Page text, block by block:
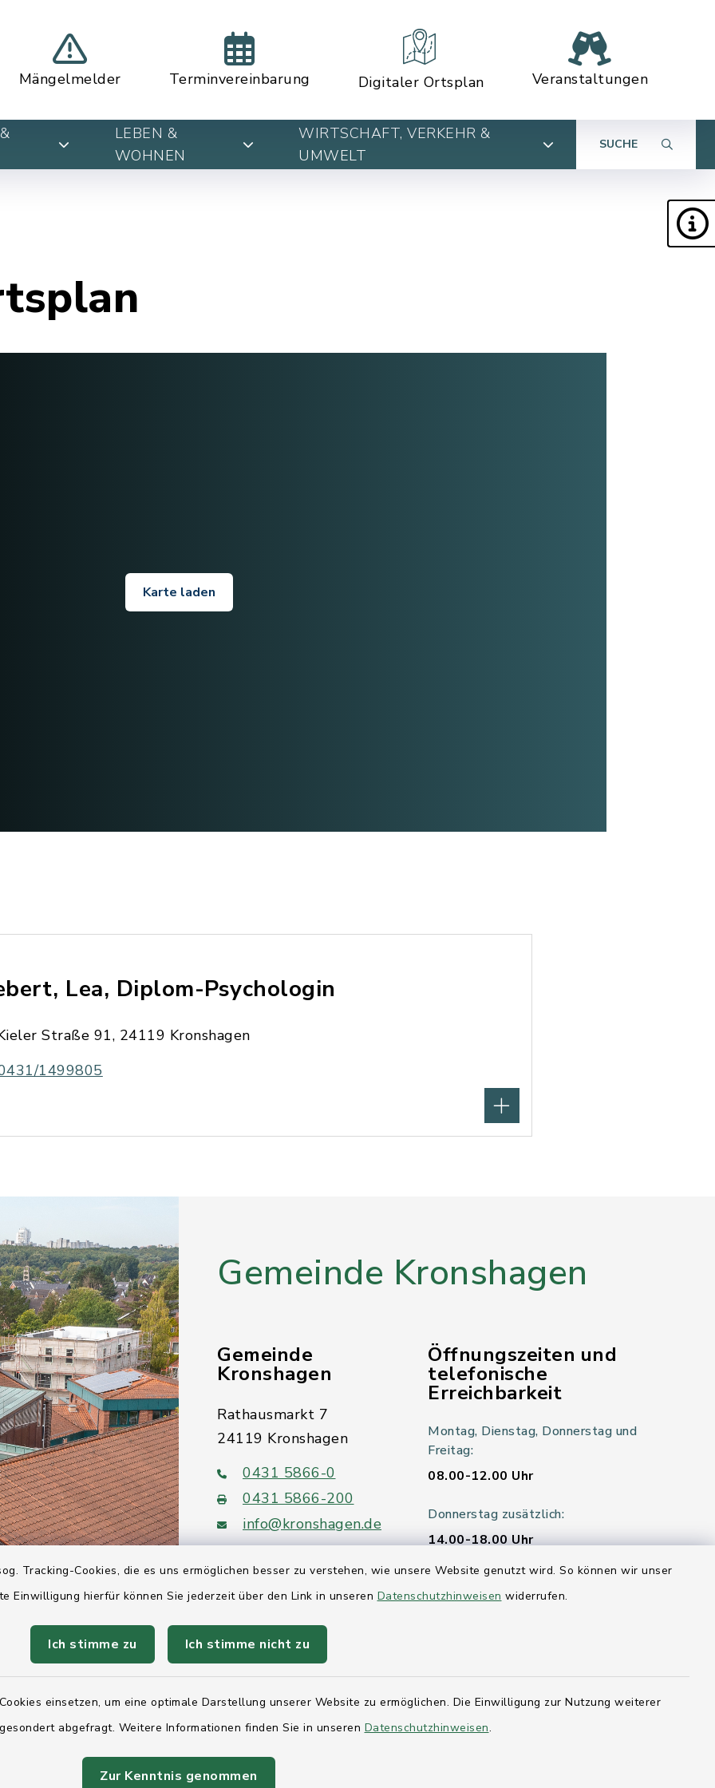
Tracking-Cookies, die es uns ermöglichen besser zu verstehen, wie unsere Website genutzt wird. So können wir unser
Einwilligung hierfür können Sie jederzeit über den Link in unseren Datenschutzhinweisen widerrufen.
Ich stimme zu Ich stimme nicht zu
einsetzen, um eine optimale Darstellung unserer Website zu ermöglichen. Die Einwilligung zur Nutzung weiterer
abgefragt. Weitere Informationen finden Sie in unseren Datenschutzhinweisen.
Zur Kenntnis genommen
Mängelmelder Terminvereinbarung Digitaler Ortsplan Veranstaltungen
LEBEN &
WOHNEN
WIRTSCHAFT, VERKEHR &
UMWELT
SUCHE
Karte laden
Lea, Diplom-Psychologin
Straße 91, 24119 Kronshagen
1499805
Gemeinde Kronshagen
Gemeinde
Kronshagen
Rathausmarkt 7
24119 Kronshagen
0431 5866-0
0431 5866-200
info@kronshagen.de
Öffnungszeiten und
telefonische
Erreichbarkeit
Montag, Dienstag, Donnerstag und
Freitag:
08.00-12.00 Uhr
Donnerstag zusätzlich:
14.00-18.00 Uhr
Mittwoch:
geschlossen
Quicklinks
Ihre Behördennummer 115
Landesregierung Schleswig-
Holstein
Kreis Rendsburg-Eckernförde